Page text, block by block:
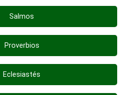
Salmos
Proverbios
Eclesiastés